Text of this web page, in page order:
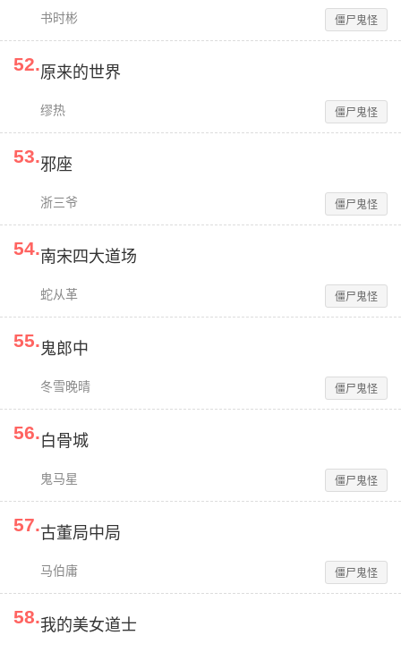
书时彬 僵尸鬼怪
52.原来的世界
缪热 僵尸鬼怪
53.邪座
浙三爷 僵尸鬼怪
54.南宋四大道场
蛇从革 僵尸鬼怪
55.鬼郎中
冬雪晚晴 僵尸鬼怪
56.白骨城
鬼马星 僵尸鬼怪
57.古董局中局
马伯庸 僵尸鬼怪
58.我的美女道士